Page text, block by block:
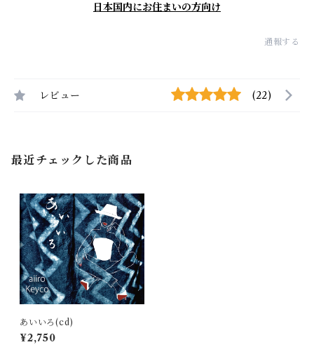
日本国内にお住まいの方向け
通報する
レビュー (22)
最近チェックした商品
あいいろ(cd)
¥2,750